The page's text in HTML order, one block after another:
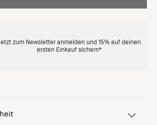
zum Newsletter anmelden und 15% auf deinen
ersten Einkauf sichern*